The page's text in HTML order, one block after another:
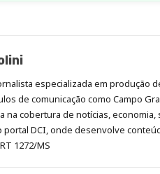
especializada em produção
de comunicação como Campo
na cobertura de notícias,
portal DCI, onde desenvolve
1272/MS